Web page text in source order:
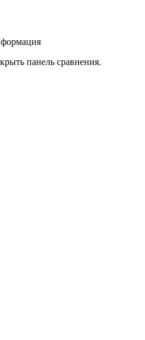
панель сравнения.